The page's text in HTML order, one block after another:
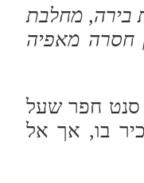
בירה, מחלבת
חסרה מאפיה
חפר שעל
בו, אך אל